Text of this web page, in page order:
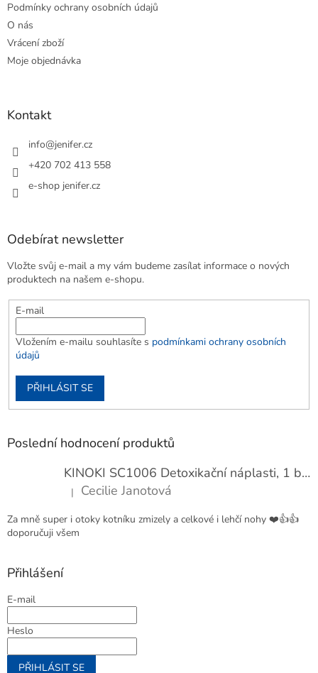
Podmínky ochrany osobních údajů
O nás
Vrácení zboží
Moje objednávka
Kontakt
info@jenifer.cz
+420 702 413 558
e-shop jenifer.cz
Odebírat newsletter
Vložte svůj e-mail a my vám budeme zasílat informace o nových
produktech na našem e-shopu.
E-mail
Vložením e-mailu souhlasíte s podmínkami ochrany osobních
údajů
PŘIHLÁSIT SE
Poslední hodnocení produktů
KINOKI SC1006 Detoxikační náplasti, 1 balení - 10 ks
Hodnocení produktu je 4 z 5 hvězdiček.
| Cecilie Janotová
Za mně super i otoky kotníku zmizely a celkové i lehčí nohy ❤️👍👍
doporučuji všem
Přihlášení
E-mail
Heslo
PŘIHLÁSIT SE